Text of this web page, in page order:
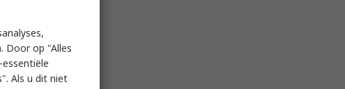
Door op "Alles
Als u dit niet